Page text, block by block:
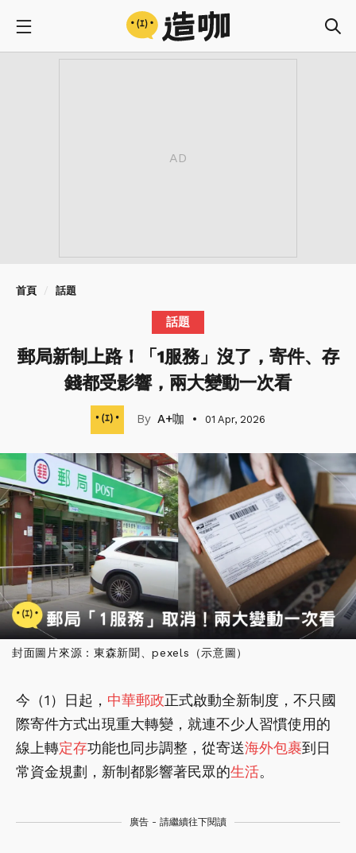
首頁 話題
話題
郵局新制上路！「1服務」沒了，寄件、存
錢都受影響，兩大變動一次看
A+咖 01 Apr, 2026
封面圖片來源：東森新聞、pexels（示意圖）
今（1）日起， 中華郵政正式啟動全新制度，不只國
際寄件方式出現重大轉變，就連不少人習慣使用的
線上轉定存功能也同步調整，從寄送海外包裹到日
常資金規劃，新制都影響著民眾的生活。
廣告 - 請繼續往下閱讀